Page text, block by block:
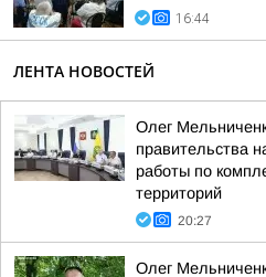
16:44
ЛЕНТА НОВОСТЕЙ
Олег
правительства
работы по
территорий
20:27
Олег